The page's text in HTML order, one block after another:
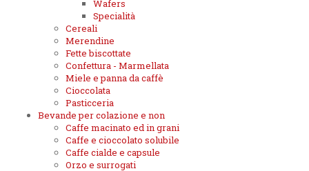
Wafers
Specialità
Cereali
Merendine
Fette biscottate
Confettura - Marmellata
Miele e panna da caffè
Cioccolata
Pasticceria
Bevande per colazione e non
Caffe macinato ed in grani
Caffe e cioccolato solubile
Caffe cialde e capsule
Orzo e surrogati